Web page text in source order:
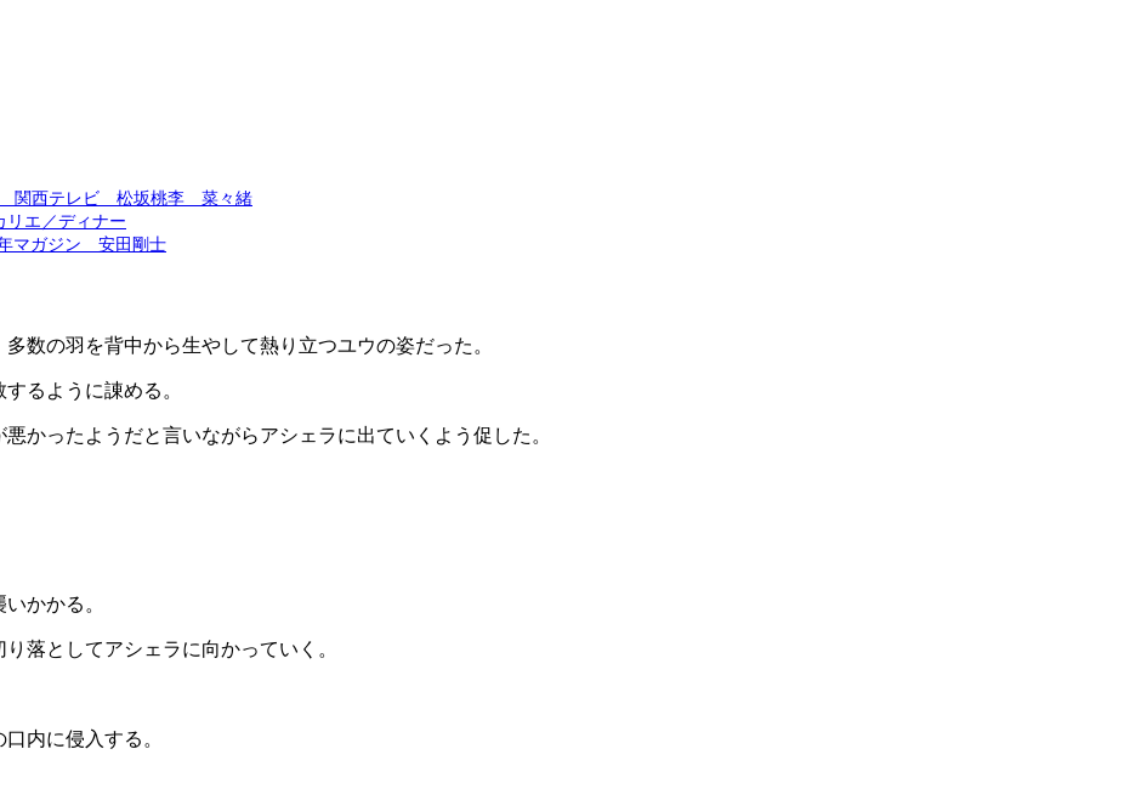
関西テレビ 松坂桃李 菜々緒
リエ／ディナー
マガジン 安田剛士
数の羽を背中から生やして熱り立つユウの姿だった。
るように諌める。
かったようだと言いながらアシェラに出ていくよう促した。
かかる。
落としてアシェラに向かっていく。
内に侵入する。